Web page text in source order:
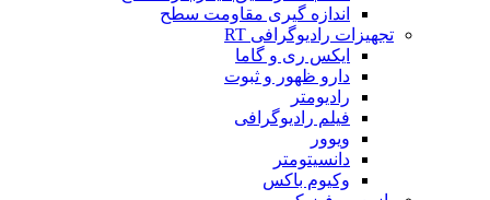
اندازه گیری مقاومت سطح
تجهیزات رادیوگرافی RT
ایکس ری و گاما
دارو ظهور و ثبوت
رادیومتر
فیلم رادیوگرافی
ویوور
دانسیتومتر
وکیوم باکس